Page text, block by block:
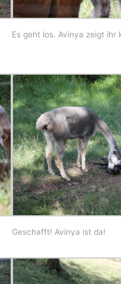
Es geht los. Avinya zeigt ihr
Geschafft! Avinya ist da!